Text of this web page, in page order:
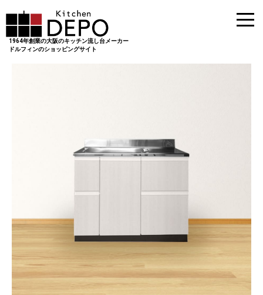
1964年創業の大阪のキッチン流し台メーカー
ドルフィンのショッピングサイト